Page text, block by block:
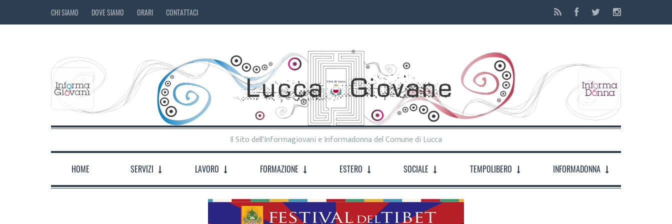
CHI SIAMO DOVE SIAMO ORARI CONTATTACI
Il Sito dell'Informagiovani e Informadonna del Comune di Lucca
HOME SERVIZI LAVORO FORMAZIONE ESTERO SOCIALE TEMPOLIBERO INFORMADONNA